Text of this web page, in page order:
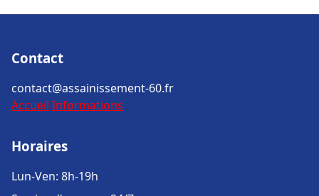
Contact
contact@assainissement-60.fr
Accueil Informations
Horaires
Lun-Ven: 8h-19h